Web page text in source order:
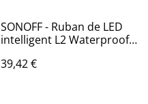
SONOFF - Ruban de LED
intelligent L2 Waterproof
39,42 €